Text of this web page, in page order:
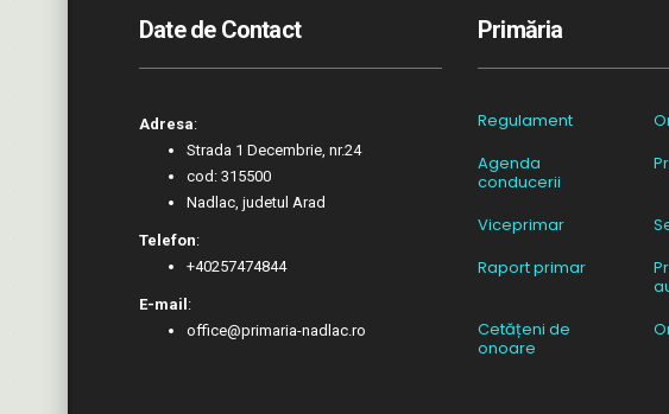
Date de Contact
Adresa:
Strada 1 Decembrie, nr.24
cod: 315500
Nadlac, judetul Arad
Telefon:
+40257474844
E-mail :
office@primaria-nadlac.ro
Primăria
Regulament
Agenda
conducerii
Viceprimar
Raport primar
Cetățeni de
onoare